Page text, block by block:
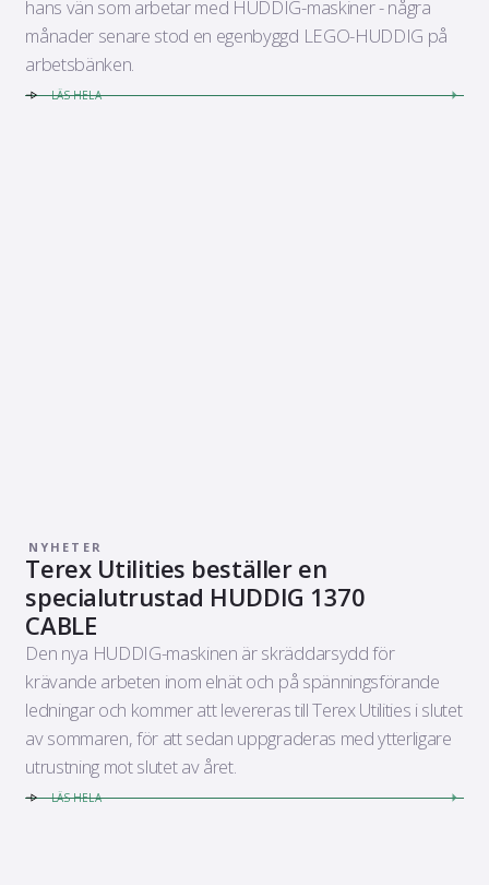
hans vän som arbetar med HUDDIG-maskiner - några
månader senare stod en egenbyggd LEGO-HUDDIG på
arbetsbänken.
LÄS HELA
NYHETER
Terex Utilities beställer en
specialutrustad HUDDIG 1370
CABLE
Den nya HUDDIG-maskinen är skräddarsydd för
krävande arbeten inom elnät och på spänningsförande
ledningar och kommer att levereras till Terex Utilities i slutet
av sommaren, för att sedan uppgraderas med ytterligare
utrustning mot slutet av året.
LÄS HELA